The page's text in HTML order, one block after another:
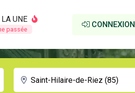
UNE
passée
CONNEXION